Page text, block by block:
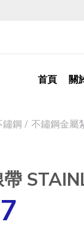
首頁 關
鏽鋼 不鏽鋼金屬